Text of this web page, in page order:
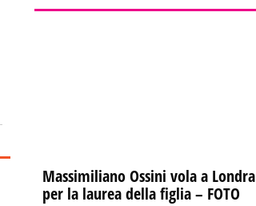
Massimiliano Ossini vola a Londra
per la laurea della figlia – FOTO